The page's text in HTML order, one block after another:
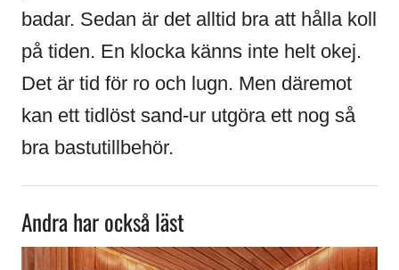
badar. Sedan är det alltid bra att hålla koll
på tiden. En klocka känns inte helt okej.
Det är tid för ro och lugn. Men däremot
kan ett tidlöst sand-ur utgöra ett nog så
bra bastutillbehör.
Andra har också läst